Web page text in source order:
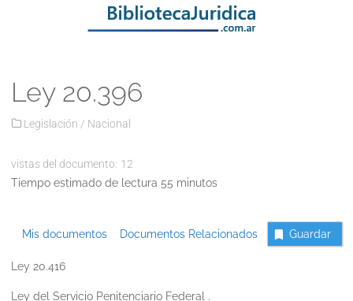
Ley 20.396
Legislación / Nacional
vistas del documento: 12
Tiempo estimado de lectura 55 minutos
Mis documentos Documentos Relacionados Guardar
Ley 20.416
Ley del Servicio Penitenciario Federal .